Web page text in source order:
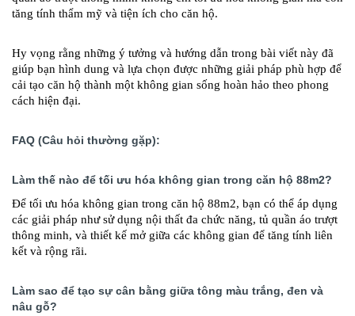
tăng tính thẩm mỹ và tiện ích cho căn hộ.
Hy vọng rằng những ý tưởng và hướng dẫn trong bài viết này đã
giúp bạn hình dung và lựa chọn được những giải pháp phù hợp để
cải tạo căn hộ thành một không gian sống hoàn hảo theo phong
cách hiện đại.
FAQ (Câu hỏi thường gặp):
Làm thế nào để tối ưu hóa không gian trong căn hộ 88m2?
Để tối ưu hóa không gian trong căn hộ 88m2, bạn có thể áp dụng
các giải pháp như sử dụng nội thất đa chức năng, tủ quần áo trượt
thông minh, và thiết kế mở giữa các không gian để tăng tính liên
kết và rộng rãi.
Làm sao để tạo sự cân bằng giữa tông màu trắng, đen và
nâu gỗ?